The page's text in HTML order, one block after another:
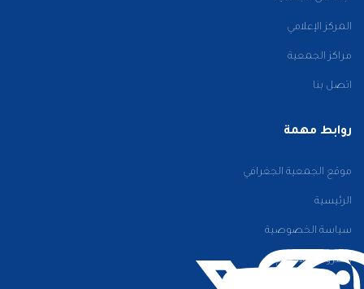
المركز الإعلامي
مراكز الجمعية
اتصل بنا
روابط مهمة
موقع الجمعية الجغرافي
الرئيسية
سياسة الخصوصية
الشروط والأحكام